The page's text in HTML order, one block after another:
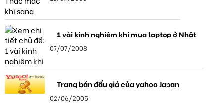
1 vài kinh nghiệm khi mua laptop ở Nhật
07/07/2008
Trang bán đấu giá của yahoo Japan
02/06/2005